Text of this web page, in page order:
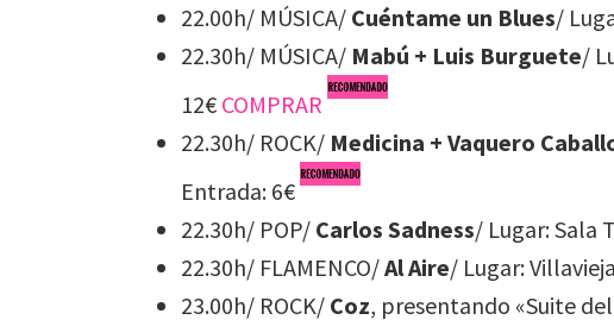
22.00h/ MÚSICA/ Cuéntame un Blues/
22.30h/ MÚSICA/ Mabú + Luis Burguete/
12€ COMPRAR
22.30h/ ROCK/ Medicina + Vaquero
Entrada: 6€
22.30h/ POP/ Carlos Sadness/ Lugar: Sala
22.30h/ FLAMENCO/Al Aire/ Lugar:
23.00h/ ROCK/ Coz, presentando «Suite